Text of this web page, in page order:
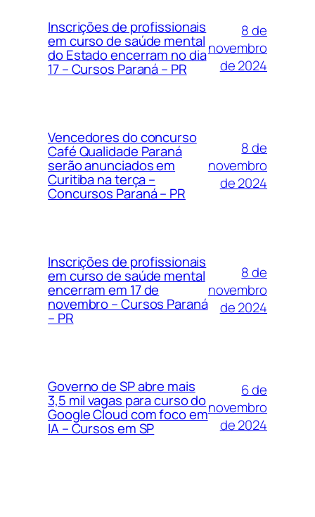
Inscrições de profissionais
em curso de saúde mental
do Estado encerram no dia
17 – Cursos Paraná – PR
8 de
novembro
de 2024
Vencedores do concurso
Café Qualidade Paraná
serão anunciados em
Curitiba na terça –
Concursos Paraná – PR
8 de
novembro
de 2024
Inscrições de profissionais
em curso de saúde mental
encerram em 17 de
novembro – Cursos Paraná
– PR
8 de
novembro
de 2024
Governo de SP abre mais
3,5 mil vagas para curso do
Google Cloud com foco em
IA – Cursos em SP
6 de
novembro
de 2024